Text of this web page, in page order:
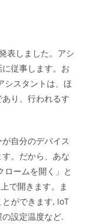
表しました。アシ
従事します。お
シスタントは、ほ
り、行われるす
自分のデバイス
。だから、あな
ロームを開く」と
で開きます。ま
ができます, IoT
設定温度など.